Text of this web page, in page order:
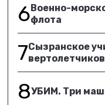
6Военно-
флота
7Сызранское
вертолетчиков
8УБИМ. Три